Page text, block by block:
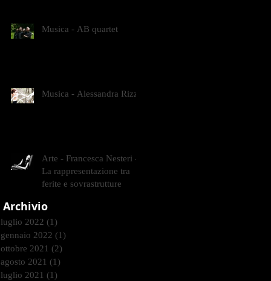
Musica - AB quartet
Musica - Alessandra Rizzo
Arte - Francesca Nesteri -
La rappresentazione tra
ferite e sovrastrutture
Archivio
luglio 2022 (1)
gennaio 2022 (1)
ottobre 2021 (2)
agosto 2021 (1)
luglio 2021 (1)